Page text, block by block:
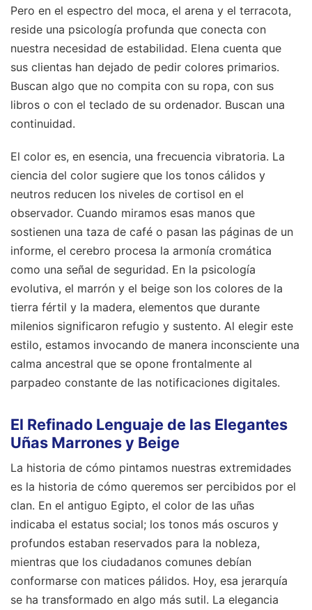
Pero en el espectro del moca, el arena y el terracota,
reside una psicología profunda que conecta con
nuestra necesidad de estabilidad. Elena cuenta que
sus clientas han dejado de pedir colores primarios.
Buscan algo que no compita con su ropa, con sus
libros o con el teclado de su ordenador. Buscan una
continuidad.
El color es, en esencia, una frecuencia vibratoria. La
ciencia del color sugiere que los tonos cálidos y
neutros reducen los niveles de cortisol en el
observador. Cuando miramos esas manos que
sostienen una taza de café o pasan las páginas de un
informe, el cerebro procesa la armonía cromática
como una señal de seguridad. En la psicología
evolutiva, el marrón y el beige son los colores de la
tierra fértil y la madera, elementos que durante
milenios significaron refugio y sustento. Al elegir este
estilo, estamos invocando de manera inconsciente una
calma ancestral que se opone frontalmente al
parpadeo constante de las notificaciones digitales.
El Refinado Lenguaje de las Elegantes
Uñas Marrones y Beige
La historia de cómo pintamos nuestras extremidades
es la historia de cómo queremos ser percibidos por el
clan. En el antiguo Egipto, el color de las uñas
indicaba el estatus social; los tonos más oscuros y
profundos estaban reservados para la nobleza,
mientras que los ciudadanos comunes debían
conformarse con matices pálidos. Hoy, esa jerarquía
se ha transformado en algo más sutil. La elegancia